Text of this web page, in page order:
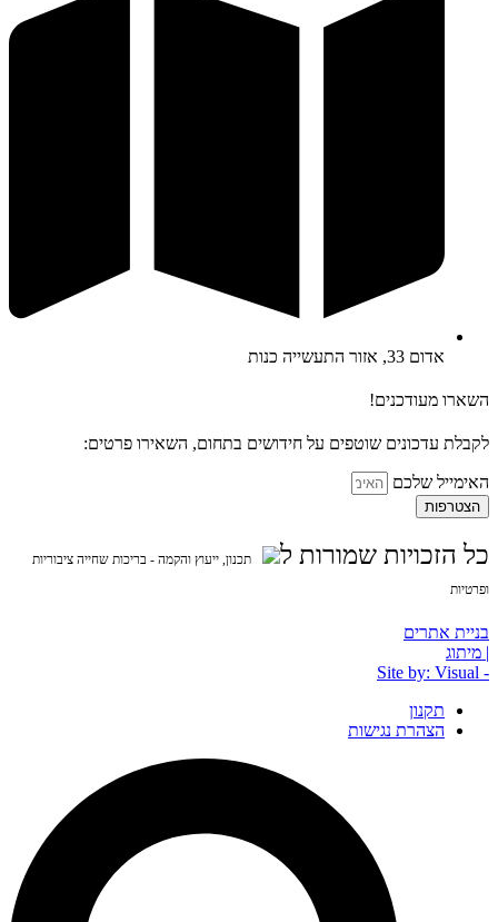
אדום 33, אזור התעשייה כנות
השארו מעודכנים!
לקבלת עדכונים שוטפים על חידושים בתחום, השאירו פרטים:
האימייל שלכם
הצטרפות
כל הזכויות שמורות ל
תכנון, ייעוץ והקמה - בריכות שחייה ציבוריות
ופרטיות
בניית אתרים
| מיתוג
- Site by: Visual
תקנון
הצהרת נגישות